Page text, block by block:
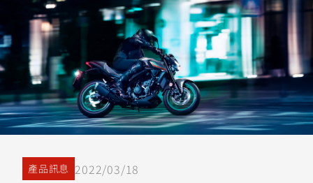
Super
Sport
Hyper
Naked
Sport
Heritage
YZF-R9
550+
YZF-R7
MT-
09
Y-
AMT
550+
MT-
09
550+
XSR
700
550+
Premium Sport FashionAdventureFamily
TMAX
550+
XMAX
CYGNUS
XR
150
X
Limi
125
Vinoora
BW'S
125
PW50
AXIS
Z /
Zii
125
我的愛車 瀏覽紀錄
產品訊息 2022/03/18